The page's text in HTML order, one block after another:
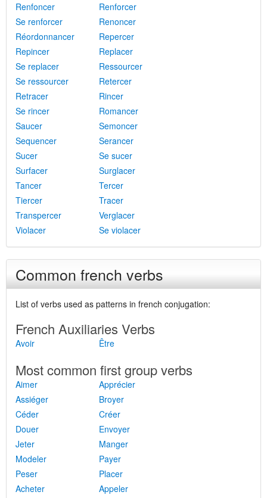
Renfoncer
Renforcer
Se renforcer
Renoncer
Réordonnancer
Repercer
Repincer
Replacer
Se replacer
Ressourcer
Se ressourcer
Retercer
Retracer
Rincer
Se rincer
Romancer
Saucer
Semoncer
Sequencer
Serancer
Sucer
Se sucer
Surfacer
Surglacer
Tancer
Tercer
Tiercer
Tracer
Transpercer
Verglacer
Violacer
Se violacer
Common french verbs
List of verbs used as patterns in french conjugation:
French Auxiliaries Verbs
Avoir Être
Most common first group verbs
Aimer
Apprécier
Assiéger
Broyer
Céder
Créer
Douer
Envoyer
Jeter
Manger
Modeler
Payer
Peser
Placer
Acheter
Appeler